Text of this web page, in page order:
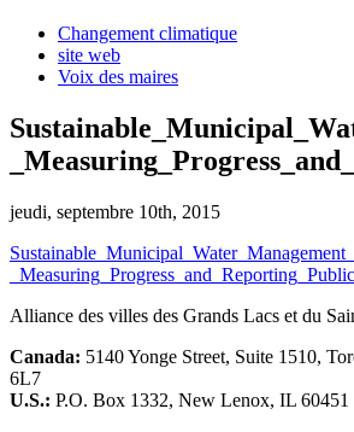
Changement climatique
site web
Voix des maires
jeudi, septembre 10th, 2015
Alliance des villes des Grands Lacs et du
Canada: 5140 Yonge Street, Suite 1510,
6L7
U.S.: P.O. Box 1332, New Lenox, IL 60451